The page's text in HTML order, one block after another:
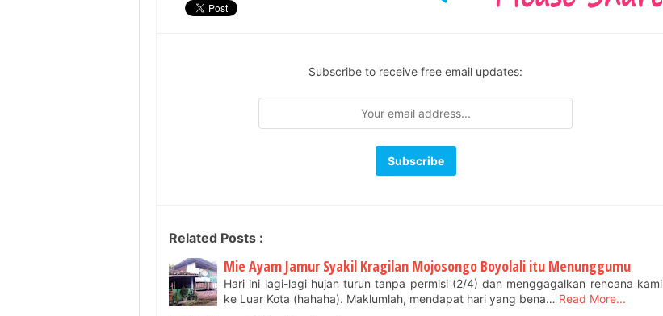
Subscribe to receive free email updates:
Related Posts :
Mie Ayam Jamur Syakil Kragilan Mojosongo Boyolali itu Menunggumu
Hari ini lagi-lagi hujan turun tanpa permisi (2/4) dan menggagalkan rencana kami
ke Luar Kota (hahaha). Maklumlah, mendapat hari yang bena… Read More...